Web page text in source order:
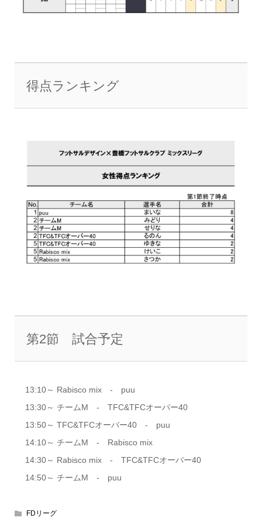
得点ランキング
第2節 試合予定
13:10～ Rabisco mix - puu
13:30～ チームM - TFC&TFCオーバー40
13:50～ TFC&TFCオーバー40 - puu
14:10～ チームM - Rabisco mix
14:30～ Rabisco mix - TFC&TFCオーバー40
14:50～ チームM ‐ puu
FDリーグ